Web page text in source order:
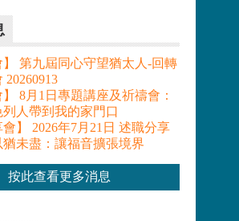
】 第九屆同心守望猶太人-回轉
20260913
】 8月1日專題講座及祈禱會：
人帶到我的家門口
會】 2026年7月21日 述職分享
猶未盡：讓福音擴張境界
按此查看更多消息